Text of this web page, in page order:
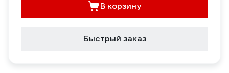
В корзину
Быстрый заказ